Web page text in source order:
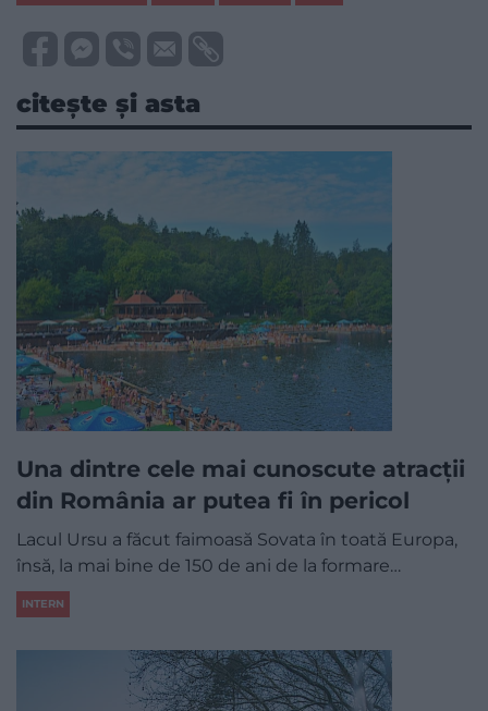
citește și asta
Una dintre cele mai cunoscute atracții
din România ar putea fi în pericol
Lacul Ursu a făcut faimoasă Sovata în toată Europa,
însă, la mai bine de 150 de ani de la formare…
INTERN